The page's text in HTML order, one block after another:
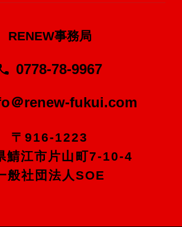
RENEW事務局
0778-78-9967
＠renew-fukui.com
〒916-1223
鯖江市片山町7-10-4
般社団法人SOE